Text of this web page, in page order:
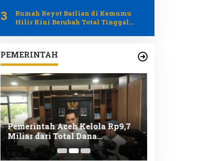
3
Rumah Reyot Barlian di Kemumu
Hilir Kini Berubah Total Tinggal
PEMERINTAH
Pemerintah Aceh Kelola Rp9,7
Miliar dari Total Dana
Kementan Rp2,5 Triliun untuk
Pemulihan Bencana